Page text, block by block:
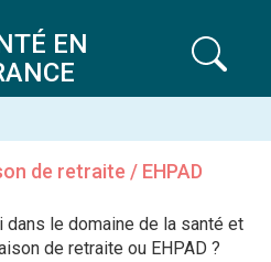
EN
de retraite / EHPAD
le domaine de la santé et
de retraite ou EHPAD ?